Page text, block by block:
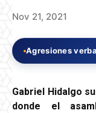
Nov 21, 2021
Agresiones
Gabriel Hidalgo
donde el